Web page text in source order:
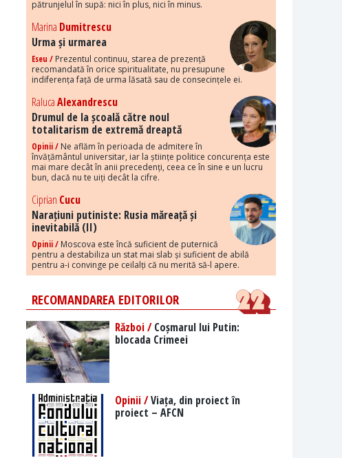
pătrunjelul în supă: nici în plus, nici în minus.
Marina Dumitrescu
Urma și urmarea
Eseu / Prezentul continuu, starea de prezență
recomandată în orice spiritualitate, nu presupune
indiferența față de urma lăsată sau de consecințele ei.
RalucaAlexandrescu
Drumul de la școală către noul
totalitarism de extremă dreaptă
Opinii / Ne aflăm în perioada de admitere în
învățământul universitar, iar la științe politice concurența este
mai mare decât în anii precedenți, ceea ce în sine e un lucru
bun, dacă nu te uiți decât la cifre.
Ciprian Cucu
Narațiuni putiniste: Rusia măreață și
inevitabilă (II)
Opinii / Moscova este încă suficient de puternică
pentru a destabiliza un stat mai slab și suficient de abilă
pentru a-i convinge pe ceilalți că nu merită să-l apere.
RECOMANDAREA EDITORILOR
Război /Coșmarul lui Putin:
blocada Crimeei
Opinii /Viața, din proiect în
proiect – AFCN